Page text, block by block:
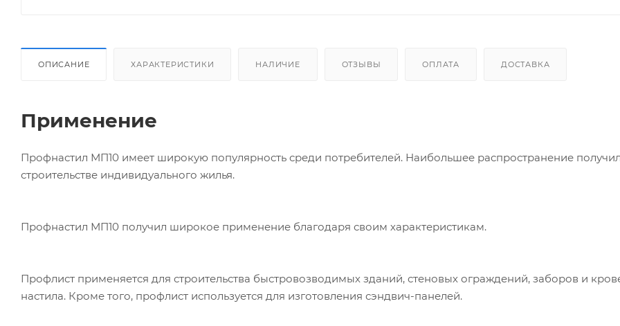
ОПИСАНИЕ ХАРАКТЕРИСТИКИ НАЛИЧИЕ ОТЗЫВЫ ОПЛАТА ДОСТАВКА
Применение
Профнастил МП10 имеет широкую популярность среди потребителей. Наибольшее распространение
строительстве индивидуального жилья.
Профнастил МП10 получил широкое применение благодаря своим характеристикам.
Профлист применяется для строительства быстровозводимых зданий, стеновых ограждений, заборов и
настила. Кроме того, профлист используется для изготовления сэндвич-панелей.